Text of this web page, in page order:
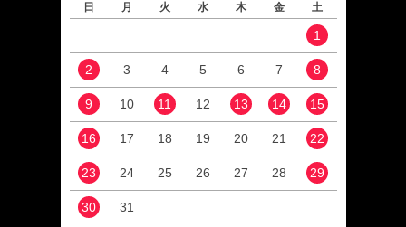
日 月 火 水 木 金 土
1
2 3 4 5 6 7 8
9 10 11 12 13 14 15
16 17 18 19 20 21 22
23 24 25 26 27 28 29
30 31